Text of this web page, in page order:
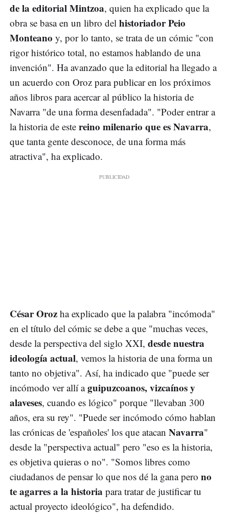
de la editorial Mintzoa, quien ha explicado que la
obra se basa en un libro del historiador Peio
Monteano y, por lo tanto, se trata de un cómic "con
rigor histórico total, no estamos hablando de una
invención". Ha avanzado que la editorial ha llegado a
un acuerdo con Oroz para publicar en los próximos
años libros para acercar al público la historia de
Navarra "de una forma desenfadada". "Poder entrar a
la historia de este reino milenario que es Navarra,
que tanta gente desconoce, de una forma más
atractiva", ha explicado.
César Oroz ha explicado que la palabra "incómoda"
en el título del cómic se debe a que "muchas veces,
desde la perspectiva del siglo XXI, desde nuestra
ideología actual, vemos la historia de una forma un
tanto no objetiva". Así, ha indicado que "puede ser
incómodo ver allí aguipuzcoanos, vizcaínos y
alaveses, cuando es lógico" porque "llevaban 300
años, era su rey". "Puede ser incómodo cómo hablan
las crónicas de 'españoles' los que atacan Navarra"
desde la "perspectiva actual" pero "eso es la historia,
es objetiva quieras o no". "Somos libres como
ciudadanos de pensar lo que nos dé la gana pero no
te agarres a la historia para tratar de justificar tu
actual proyecto ideológico", ha defendido.